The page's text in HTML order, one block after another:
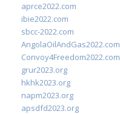
aprce2022.com
ibie2022.com
sbcc-2022.com
AngolaOilAndGas2022.com
Convoy4Freedom2022.com
grur2023.org
hkhk2023.org
napm2023.org
apsdfd2023.org